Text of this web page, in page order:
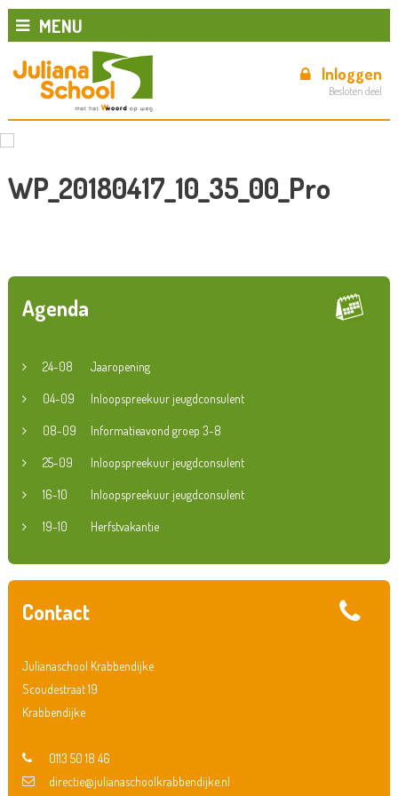
MENU
Inloggen
Besloten deel
WP_20180417_10_35_00_Pro
Agenda
24-08 Jaaropening
04-09 Inloopspreekuur jeugdconsulent
08-09 Informatieavond groep 3-8
25-09 Inloopspreekuur jeugdconsulent
16-10 Inloopspreekuur jeugdconsulent
19-10 Herfstvakantie
Contact
Julianaschool Krabbendijke
Scoudestraat 19
Krabbendijke
0113 50 18 46
directie@julianaschoolkrabbendijke.nl